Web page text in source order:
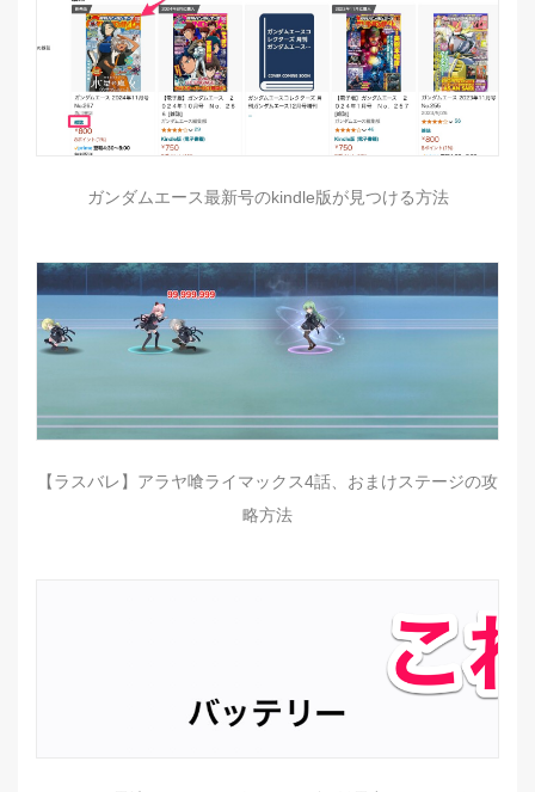
ガンダムエース最新号のkindle版が見つける方法
【ラスバレ】アラヤ喰ライマックス4話、おまけステージの攻
略方法